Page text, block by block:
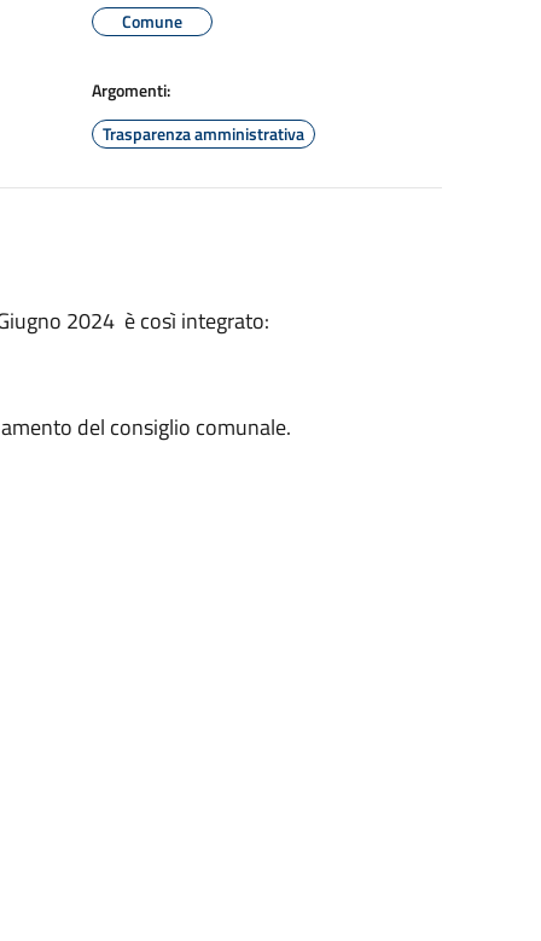
Comune
Argomenti:
Trasparenza amministrativa
2024 è così integrato:
del consiglio comunale.